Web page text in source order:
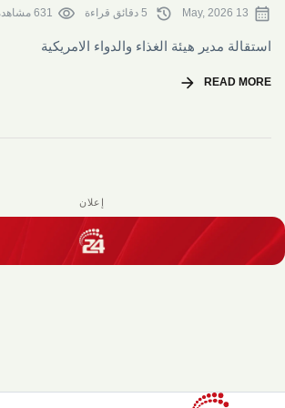
calendar_month
13 May, 2026
history
visibility 631 مشاهدة
استقالة مدير هيئة الغذاء والدواء الامريكية
READ MORE
arrow_forward
إعلان